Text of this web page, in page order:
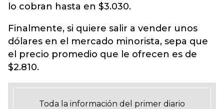
lo cobran hasta en $3.030.
Finalmente, si quiere salir a vender unos
dólares en el mercado minorista, sepa que
el precio promedio que le ofrecen es de
$2.810.
Toda la información del primer diario